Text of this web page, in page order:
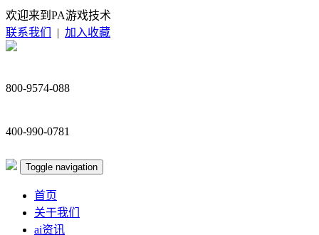
欢迎来到PA游戏技术
联系我们
| 加入收藏
800-9574-088
400-990-0781
Toggle navigation
首页
关于我们
ai资讯